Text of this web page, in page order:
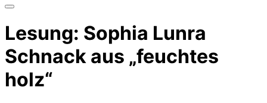
Lesung: Sophia Lunra
Schnack aus „feuchtes
holz“